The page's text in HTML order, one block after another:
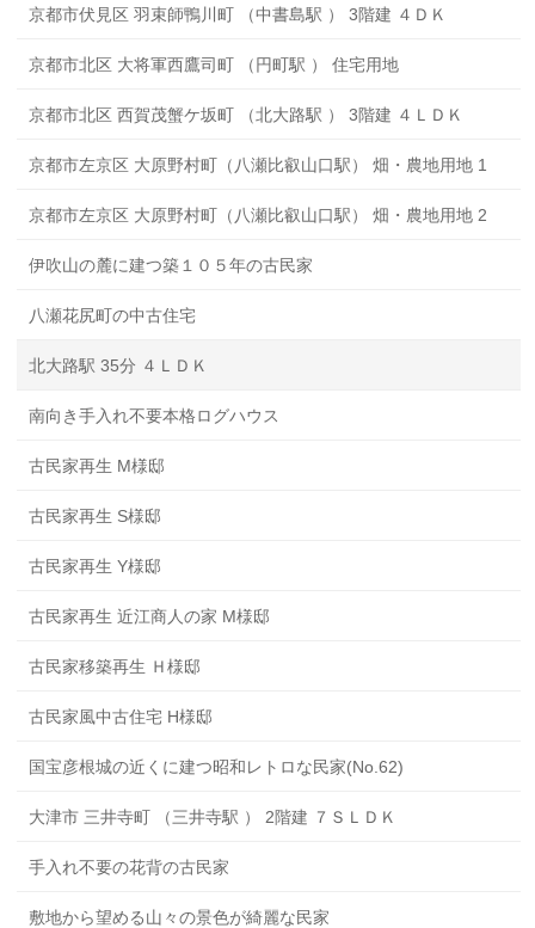
京都市伏見区 羽束師鴨川町 （中書島駅 ） 3階建 ４ＤＫ
京都市北区 大将軍西鷹司町 （円町駅 ） 住宅用地
京都市北区 西賀茂蟹ケ坂町 （北大路駅 ） 3階建 ４ＬＤＫ
京都市左京区 大原野村町（八瀬比叡山口駅） 畑・農地用地 1
京都市左京区 大原野村町（八瀬比叡山口駅） 畑・農地用地 2
伊吹山の麓に建つ築１０５年の古民家
八瀬花尻町の中古住宅
北大路駅 35分 ４ＬＤＫ
南向き手入れ不要本格ログハウス
古民家再生 M様邸
古民家再生 S様邸
古民家再生 Y様邸
古民家再生 近江商人の家 M様邸
古民家移築再生 Ｈ様邸
古民家風中古住宅 H様邸
国宝彦根城の近くに建つ昭和レトロな民家(No.62)
大津市 三井寺町 （三井寺駅 ） 2階建 ７ＳＬＤＫ
手入れ不要の花背の古民家
敷地から望める山々の景色が綺麗な民家